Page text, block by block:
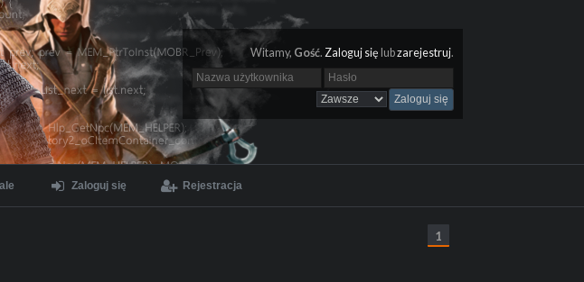
Witamy, Gość. Zaloguj się lubzarejestruj.
Zaloguj się Rejestracja
1